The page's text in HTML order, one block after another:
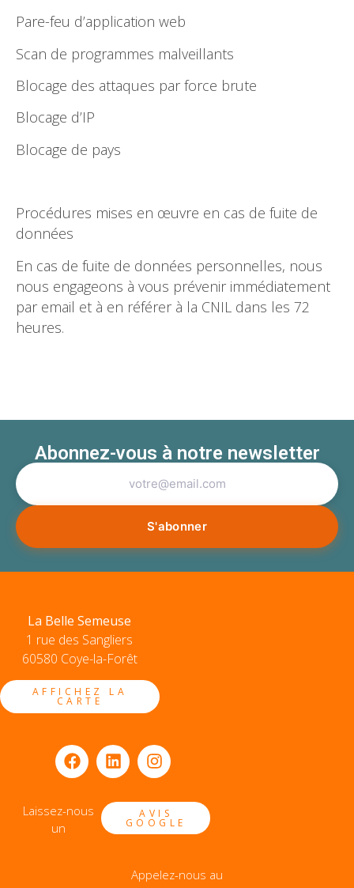
Pare-feu d’application web
Scan de programmes malveillants
Blocage des attaques par force brute
Blocage d’IP
Blocage de pays
Procédures mises en œuvre en cas de fuite de
données
En cas de fuite de données personnelles, nous
nous engageons à vous prévenir immédiatement
par email et à en référer à la CNIL dans les 72
heures.
Abonnez-vous à notre newsletter
La Belle Semeuse
1 rue des Sangliers
60580 Coye-la-Forêt
AFFICHEZ LA
CARTE
Appelez-nous au
Laissez-nous
un
AVIS
GOOGLE